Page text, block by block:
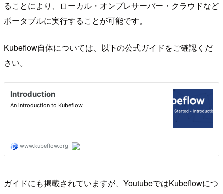
ることにより、ローカル・オンプレサーバー・クラウドなど
ポータブルに実行することが可能です。
Kubeflow自体については、以下の公式ガイドをご確認くだ
さい。
ガイドにも掲載されていますが、YoutubeではKubeflowにつ